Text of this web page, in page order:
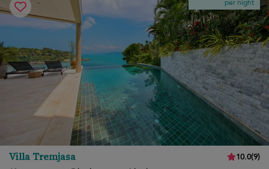
per night
Villa Tremjasa 10.0(9)